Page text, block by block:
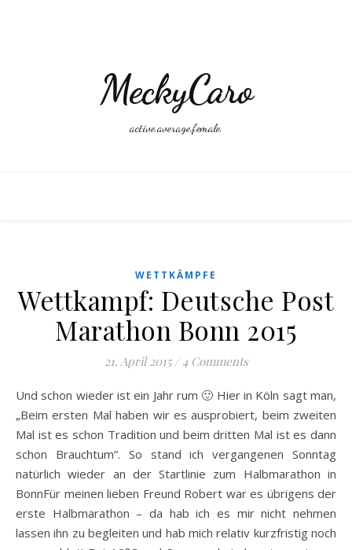
MeckyCaro
active.average.female.
WETTKÄMPFE
Wettkampf: Deutsche Post
Marathon Bonn 2015
21. April 2015 / 4 Comments
Und schon wieder ist ein Jahr rum 🙂 Hier in Köln sagt man,
„Beim ersten Mal haben wir es ausprobiert, beim zweiten
Mal ist es schon Tradition und beim dritten Mal ist es dann
schon Brauchtum“. So stand ich vergangenen Sonntag
natürlich wieder an der Startlinie zum Halbmarathon in
BonnFür meinen lieben Freund Robert war es übrigens der
erste Halbmarathon – da hab ich es mir nicht nehmen
lassen ihn zu begleiten und hab mich relativ kurzfristig noch